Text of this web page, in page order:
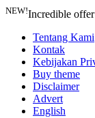
NEW!Incredible
Tentang Kami
Kontak
Kebijakan
Buy theme
Disclaimer
Advert
English